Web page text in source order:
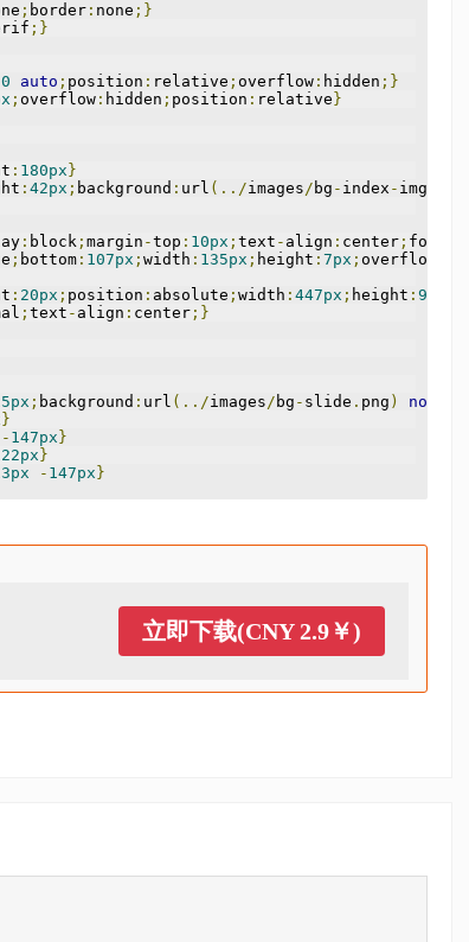
; border : none ;}
;}
0 auto ; position : relative ; overflow : hidden ;}
; overflow : hidden ; position : relative }
: 180px }
: 42px ; background : url (../images/ bg - index - img
: block ; margin -top : 10px ; text - align : center ; font
; bottom : 107px ; width : 135px ; height : 7px ; overflow
: 20px ; position : absolute ; width : 447px ; height : 94px
; text - align : center ;}
; background : url (../images/ bg - slide . png ) no
}
- 147px }
}
- 147px }
立即下载(CNY 2.9￥)